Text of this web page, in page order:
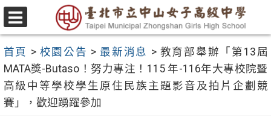
跳
至
要
內
容
區
選
單
首頁 > 校園公告 > 最新消息 > 教育部舉辦「第13屆
MATA獎-Butaso！努力專注！115 年-116年大專校院暨
高級中等學校學生原住民族主題影音及拍片企劃競
賽」，歡迎踴躍參加